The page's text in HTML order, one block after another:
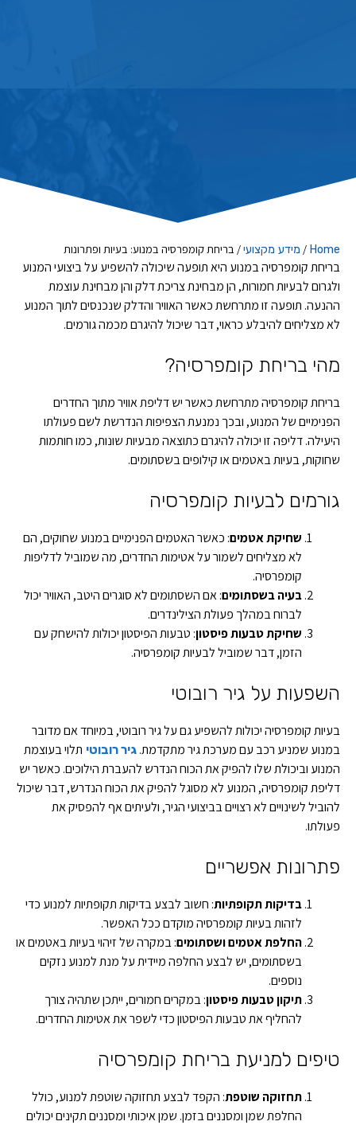
Home
/ מידע מקצועי/ בריחת קומפרסיה במנוע: בעיות ופתרונות
בריחת קומפרסיה במנוע היא תופעה שיכולה להשפיע על ביצועי המנוע
ולגרום לבעיות חמורות, הן מבחינת צריכת דלק והן מבחינת עוצמת
ההנעה. תופעה זו מתרחשת כאשר האוויר והדלק שנכנסים לתוך המנוע
לא מצליחים להיבלע כראוי, דבר שיכול להיגרם מכמה גורמים.
מהי בריחת קומפרסיה?
בריחת קומפרסיה מתרחשת כאשר יש דליפת אוויר מתוך החדרים
הפנימיים של המנוע, ובכך נמנעת הצפיפות הנדרשת לשם פעולתו
היעילה. דליפה זו יכולה להיגרם כתוצאה מבעיות שונות, כמו חותמות
שחוקות, בעיות באטמים או קילופים בשסתומים.
גורמים לבעיות קומפרסיה
שחיקת אטמים: כאשר האטמים הפנימיים במנוע שחוקים, הם
לא מצליחים לשמור על אטימות החדרים, מה שמוביל לדליפות
קומפרסיה.
בעיה בשסתומים: אם השסתומים לא סוגרים היטב, האוויר יכול
לברוח במהלך פעולת הצילינדרים.
שחיקת טבעות פיסטון: טבעות הפיסטון יכולות להישחק עם
הזמן, דבר שמוביל לבעיות קומפרסיה.
השפעות על גיר רובוטי
בעיות קומפרסיה יכולות להשפיע גם על גיר רובוטי, במיוחד אם מדובר
במנוע שמניע רכב עם מערכת גיר מתקדמת. גיר רובוטי תלוי בעוצמת
המנוע וביכולת שלו להפיק את הכוח הנדרש להעברת הילוכים. כאשר יש
דליפת קומפרסיה, המנוע לא מסוגל להפיק את הכוח הנדרש, דבר שיכול
להוביל לשינויים לא רצויים בביצועי הגיר, ולעיתים אף להפסיק את
פעולתו.
פתרונות אפשריים
בדיקות תקופתיות: חשוב לבצע בדיקות תקופתיות למנוע כדי
לזהות בעיות קומפרסיה מוקדם ככל האפשר.
החלפת אטמים ושסתומים: במקרה של זיהוי בעיות באטמים או
בשסתומים, יש לבצע החלפה מיידית על מנת למנוע נזקים
נוספים.
תיקון טבעות פיסטון: במקרים חמורים, ייתכן שתהיה צורך
להחליף את טבעות הפיסטון כדי לשפר את אטימות החדרים.
טיפים למניעת בריחת קומפרסיה
תחזוקה שוטפת: הקפד לבצע תחזוקה שוטפת למנוע, כולל
החלפת שמן ומסננים בזמן. שמן איכותי ומסננים תקינים יכולים